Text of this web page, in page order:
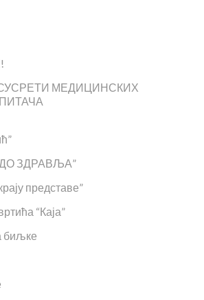
МЕДИЦИНСКИХ
ЗДРАВЉА”
представе”
“Каја”
биљке